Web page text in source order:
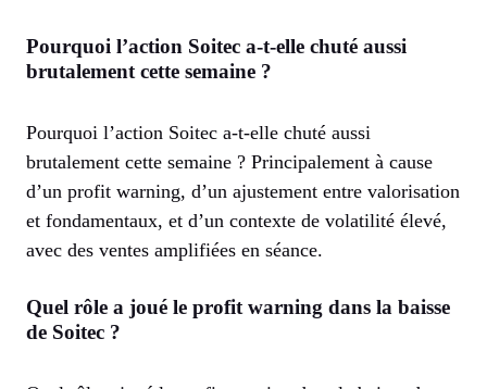
Pourquoi l’action Soitec a-t-elle chuté aussi
brutalement cette semaine ?
Pourquoi l’action Soitec a-t-elle chuté aussi
brutalement cette semaine ? Principalement à cause
d’un profit warning, d’un ajustement entre valorisation
et fondamentaux, et d’un contexte de volatilité élevé,
avec des ventes amplifiées en séance.
Quel rôle a joué le profit warning dans la baisse
de Soitec ?